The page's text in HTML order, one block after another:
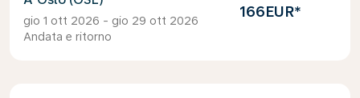
gio 1 ott 2026 - gio 29 ott 2026
Andata e ritorno
166EUR*